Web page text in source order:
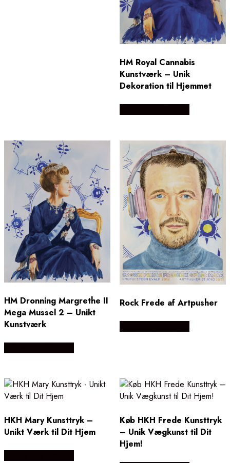
HM Royal Cannabis
Kunstværk – Unik
Dekoration til Hjemmet
HM Dronning Margrethe II
Mega Mussel 2 – Unikt
Kunstværk
Rock Frede af Artpusher
HKH Mary Kunsttryk –
Unikt Værk til Dit Hjem
Køb HKH Frede Kunsttryk
– Unik Vægkunst til Dit
Hjem!